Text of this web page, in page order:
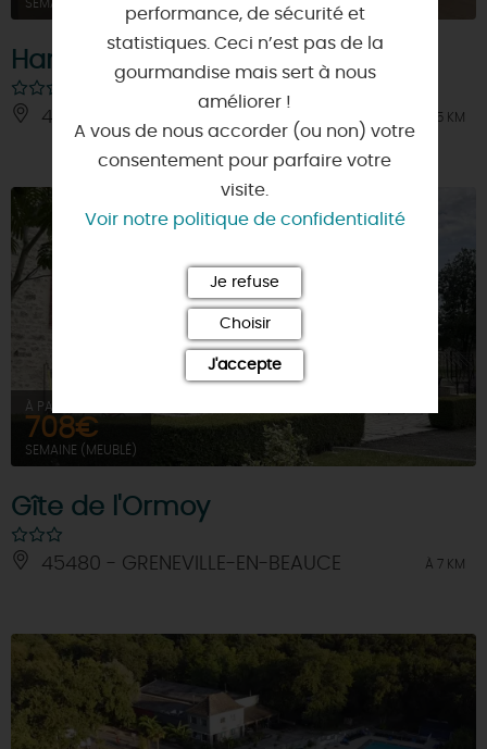
SEMAINE (MEUBLÉ)
Hameau de Folleville
45300 - CESARVILLE-DOSSAINVILLE À 6.5 KM
À PARTIR DE
708€
SEMAINE (MEUBLÉ)
Gîte de l'Ormoy
45480 - GRENEVILLE-EN-BEAUCE À 7 KM
performance, de sécurité et
statistiques. Ceci n’est pas de la
gourmandise mais sert à nous
améliorer !
A vous de nous accorder (ou non) votre
consentement pour parfaire votre
visite.
Voir notre politique de confidentialité
Je refuse
Choisir
J'accepte